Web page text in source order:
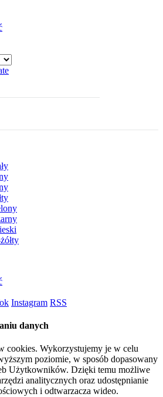
Instagram RSS
danych
cookies. Wykorzystujemy je w celu
poziomie, w sposób dopasowany
Użytkowników. Dzięki temu możliwe
analitycznych oraz udostępnianie
i odtwarzacza wideo.